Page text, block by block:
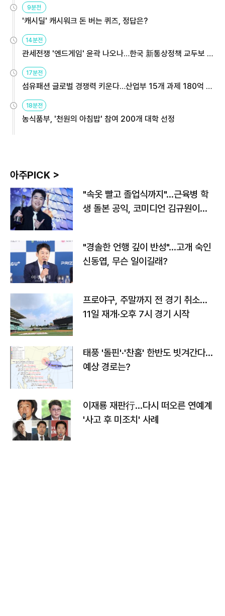
9분전
'캐시딜' 캐시워크 돈 버는 퀴즈, 정답은?
14분전
관세전쟁 '엔드게임' 윤곽 나오나…한국 新통상정책 교두보 활
용해야
17분전
섬유패션 글로벌 경쟁력 키운다…산업부 15개 과제 180억 지
원
18분전
농식품부, '천원의 아침밥' 참여 200개 대학 선정
아주PICK >
"속옷 빨고 졸업식까지"…근육병 학
생 돌본 공익, 코미디언 김규원이었
"경솔한 언행 깊이 반성"…고개 숙인
신동엽, 무슨 일이길래?
프로야구, 주말까지 전 경기 취소…
11일 재개·오후 7시 경기 시작
태풍 '돌핀'·'찬홈' 한반도 빗겨간다…
예상 경로는?
이재룡 재판行…다시 떠오른 연예계
'사고 후 미조치' 사례